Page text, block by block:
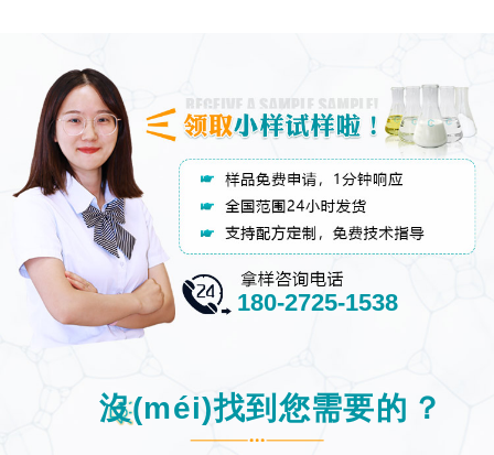
企業(yè)普遍看重的是色彩以及產
(chǎn)品功能的...
180-2725-1538
沒(méi)找到您需要的？